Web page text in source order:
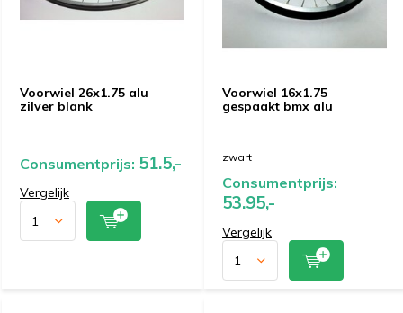
Voorwiel 26x1.75 alu
zilver blank
Consumentprijs: 51.5,-
Vergelijk
Voorwiel 16x1.75
gespaakt bmx alu
zwart
Consumentprijs:
53.95,-
Vergelijk